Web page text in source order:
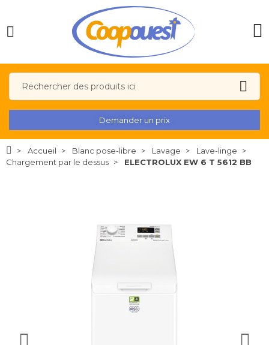
Demander un prix
Accueil Blanc pose-libre Lavage
Lave-linge
Chargement par le dessus
ELECTROLUX EW 6 T 5612 BB